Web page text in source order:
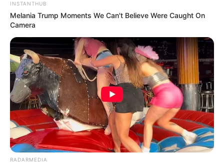
INSTANTHUB
Melania Trump Moments We Can't Believe Were Caught On
Camera
RADARMEDIA